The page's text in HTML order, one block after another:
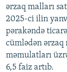
ərzaq malları
2025-ci ilin
pərakəndə
cümlədən
məmulatları
6,5 faiz artıb.